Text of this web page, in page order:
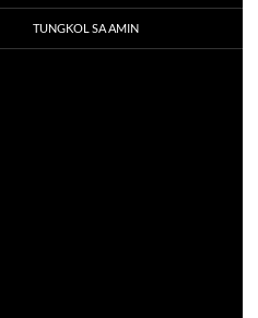
TUNGKOL SA AMIN